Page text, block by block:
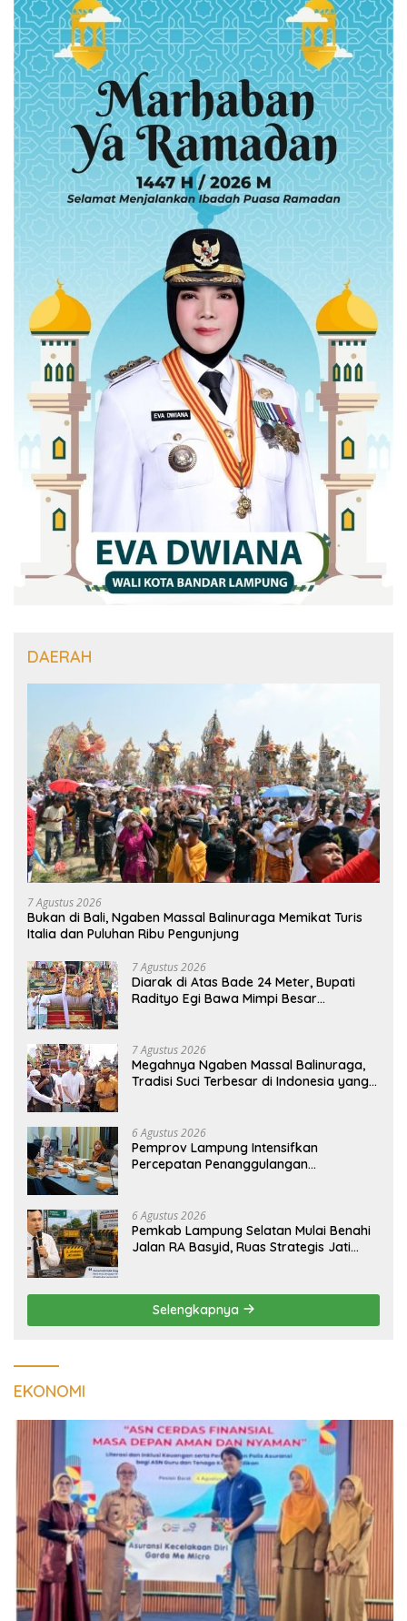
DAERAH
7 Agustus 2026
Bukan di Bali, Ngaben Massal Balinuraga Memikat Turis
Italia dan Puluhan Ribu Pengunjung
7 Agustus 2026
Diarak di Atas Bade 24 Meter, Bupati
Radityo Egi Bawa Mimpi Besar
7 Agustus 2026
Megahnya Ngaben Massal Balinuraga,
Tradisi Suci Terbesar di Indonesia yang
6 Agustus 2026
Pemprov Lampung Intensifkan
Percepatan Penanggulangan
6 Agustus 2026
Pemkab Lampung Selatan Mulai Benahi
Jalan RA Basyid, Ruas Strategis Jati
Selengkapnya
EKONOMI